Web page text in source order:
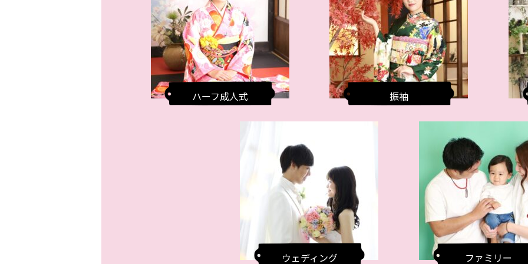
ハーフ成人式 振袖
ウェディング ファミリー